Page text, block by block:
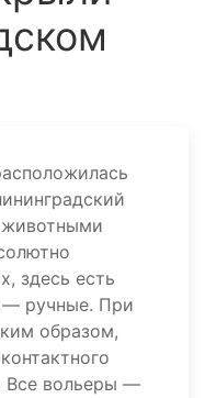
животными
здесь есть
— ручные. При
образом,
Все вольеры —